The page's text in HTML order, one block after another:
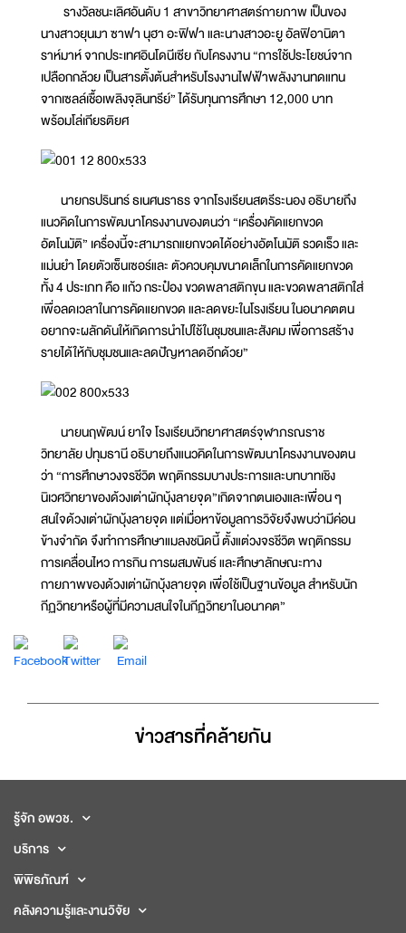
รางวัลชนะเลิศอันดับ 1 สาขาวิทยาศาสตร์กายภาพ เป็นของ
นางสาวยุนมา ซาฟา นุฮา อะฟิฟา และนางสาวอะยู อัลฟิอานิตา
ราห์มาห์ จากประเทศอินโดนีเซีย กับโครงงาน “การใช้ประโยชน์จาก
เปลือกกล้วย เป็นสารตั้งต้นสำหรับโรงงานไฟฟ้าพลังงานทดแทน
จากเซลล์เชื้อเพลิงจุลินทรีย์” ได้รับทุนการศึกษา 12,000 บาท
พร้อมโล่เกียรติยศ
นายกรปรินทร์ ธเนศนราธร จากโรงเรียนสตรีระนอง อธิบายถึง
แนวคิดในการพัฒนาโครงงานของตนว่า “เครื่องคัดแยกขวด
อัตโนมัติ” เครื่องนี้จะสามารถแยกขวดได้อย่างอัตโนมัติ รวดเร็ว และ
แม่นยำ โดยตัวเซ็นเซอร์และ ตัวควบคุมขนาดเล็กในการคัดแยกขวด
ทั้ง 4 ประเภท คือ แก้ว กระป๋อง ขวดพลาสติกขุน และขวดพลาสติกใส่
เพื่อลดเวลาในการคัดแยกขวด และลดขยะในโรงเรียน ในอนาคตตน
อยากจะผลักดันให้เกิดการนำไปใช้ในชุมชนและสังคม เพื่อการสร้าง
รายได้ให้กับชุมชนและลดปัญหาลดอีกด้วย”
นายนฤพัฒน์ ยาใจ โรงเรียนวิทยาศาสตร์จุฬาภรณราช
วิทยาลัย ปทุมธานี อธิบายถึงแนวคิดในการพัฒนาโครงงานของตน
ว่า “การศึกษาวงจรชีวิต พฤติกรรมบางประการและบทบาทเชิง
นิเวศวิทยาของด้วงเต่าผักบุ้งลายจุด”เกิดจากตนเองและเพื่อน ๆ
สนใจด้วงเต่าผักบุ้งลายจุด แต่เมื่อหาข้อมูลการวิจัยจึงพบว่ามีค่อน
ข้างจำกัด จึงทำการศึกษาแมลงชนิดนี้ ตั้งแต่วงจรชีวิต พฤติกรรม
การเคลื่อนไหว การกิน การผสมพันธ์ และศึกษาลักษณะทาง
กายภาพของด้วงเต่าผักบุ้งลายจุด เพื่อใช้เป็นฐานข้อมูล สำหรับนัก
กีฏวิทยาหรือผู้ที่มีความสนใจในกีฏวิทยาในอนาคต”
ข่าวสารที่่คล้ายกัน
รู้จัก อพวช.
บริการ
พิพิธภัณฑ์
คลังความรู้และงานวิจัย